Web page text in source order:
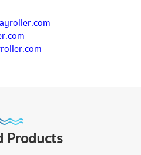
Products